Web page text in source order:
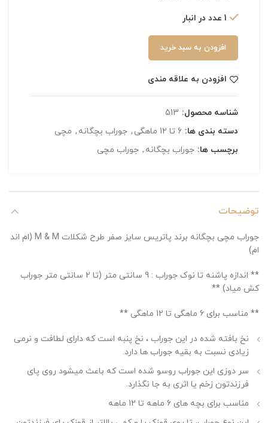
1 عدد در انبار
افزودن به سبد خرید
افزودن به علاقه مندی
شناسه محصول: 513
دسته بندی ها: 6 تا 12 ماهگی , جوراب بچگانه , مچی
برچسب ها: جوراب بچگانه , جوراب مچی
توضیحات
جوراب مچی بچگانه برند پاتریس سایز صفر طرح شکلات M & M (ام اند
ام)
** اندازه پاشنه تا نوک جوراب : 9 سانتی متر (تا 2 سانتی متر جوراب
کش میاد) **
** مناسب برای 6 ماهگی تا 12 ماهگی **
نخ بافته شده در این جوراب ، نخ پنبه است که دارای لطافت و نرمی
زیادی نسبت به بقیه جوراب ها دارد.
سر دوزی این جوراب روسو شده است که باعث میشود روی پای
فرزندتون زخم یا اثری به جا نگذارد.
مناسب برای بچه های 6 ماهه تا 12 ماهه